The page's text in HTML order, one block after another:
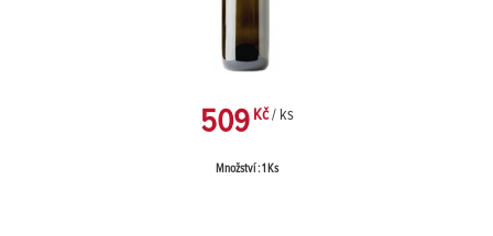
509Kč / ks
Množství : 1 Ks